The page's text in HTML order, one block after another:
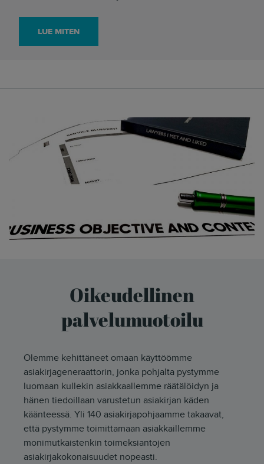
LUE MITEN
Oikeudellinen
palvelumuotoilu
Olemme kehittäneet omaan käyttöömme
asiakirjageneraattorin, jonka pohjalta pystymme
luomaan kullekin asiakkaallemme räätälöidyn ja
hänen tiedoillaan varustetun asiakirjan käden
käänteessä. Yli 140 asiakirjapohjaamme takaavat,
että pystymme toimittamaan asiakkaillemme
monimutkaistenkin toimeksiantojen
asiakirjakokonaisuudet nopeasti.